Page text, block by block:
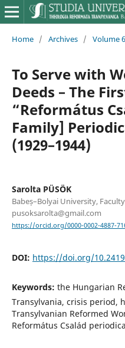
Home / Archives / Volume
To Serve with
Deeds – The
“Református
Family]
(1929–1944)
Sarolta PÜSÖK
Babeș–Bolyai University,
pusoksarolta@gmail.com
https://orcid.org/0000-0002-4887-
DOI: https://doi.org/
Keywords: the Hungarian
Transylvania, crisis period,
Transylvanian Reformed
Református Család